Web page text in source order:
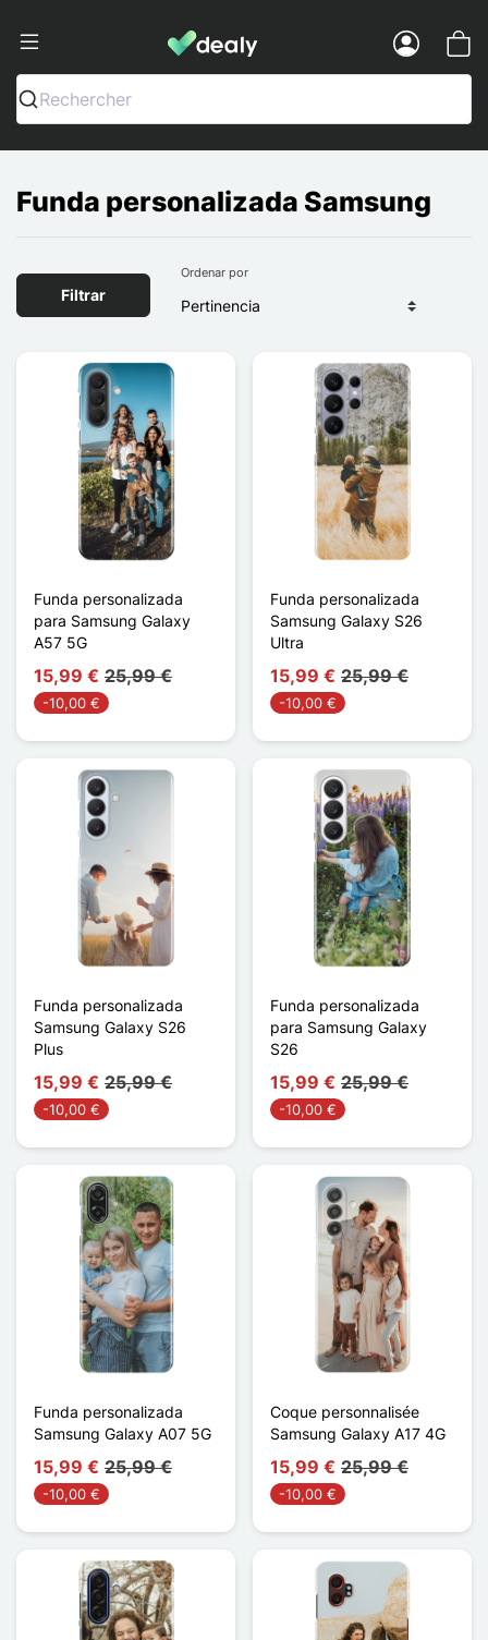
Dealy - Fundas y accesorios para
Rechercher
Funda personalizada Samsung
Filtrar
Ordenar por
Funda personalizada
para Samsung Galaxy
A57 5G
15,99 € 25,99 €
-10,00 €
Funda personalizada
Samsung Galaxy S26
Ultra
15,99 € 25,99 €
-10,00 €
Funda personalizada
Samsung Galaxy S26
Plus
15,99 € 25,99 €
-10,00 €
Funda personalizada
para Samsung Galaxy
S26
15,99 € 25,99 €
-10,00 €
Funda personalizada
Samsung Galaxy A07 5G
15,99 € 25,99 €
-10,00 €
Coque personnalisée
Samsung Galaxy A17 4G
15,99 € 25,99 €
-10,00 €